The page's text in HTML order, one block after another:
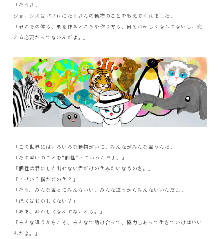
「そうさ。」
ジョーンズはパブロにたくさんの動物のことを教えてくれました。
「君のその体も、巣を作るところや作り方も、何もおかしくなんてないし、変
える必要だってないんだよ。」
「この世界にはいろいろな動物がいて、みんながみんな違うんだ。」
「その違いのことを“個性”っていうんだよ。」
「個性は君にしか出せない君だけの色みたいなものさ。」
「こせい？僕だけの色？」
「そう。みんな違ってみんないい、みんな違うからみんないいんだよ。」
「ぼくはおかしくない？」
「ああ、おかしくなんてないとも。」
「みんな違うからこそ、みんなで助け合って、協力しあって生きていけばいい
んだよ。」